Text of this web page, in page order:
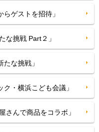
ゲストを招待」
な挑戦 Part２」
な挑戦」
・横浜こども会議」
さんで商品をコラボ」